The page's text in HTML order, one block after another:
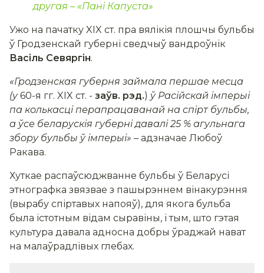
другая – «Пані Капуста»
Ужо на пачатку XIX ст. пра вялікія плошчы бульбы
ў Гродзенскай губерні сведчыў вандроўнік
Васіль Севяргін.
«Гродзенская губерня займала першае месца
(у60-я гг. XIX ст. - заўв. рэд.) ў Расійскай імперыі
па колькасці перапрацаванай на спірт бульбы,
а ўсе беларускія губерні давалі 25 % агульнага
збору бульбы ў імперыі» – адзначае Любоў
Ракава.
Хуткае распаўсюджванне бульбы ў Беларусі
этнографка звязвае з пашырэннем вінакурэння
(вырабу спіртавых напояў), для якога бульба
была істотным відам сыравіны, і тым, што гэтая
культура давала адносна добры ўраджай нават
на малаўрадлівых глебах.